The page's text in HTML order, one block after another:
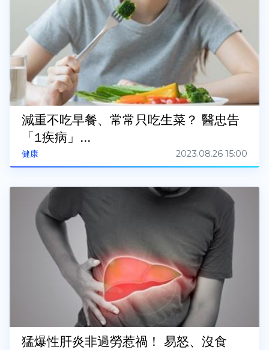
健康
減重不吃早餐、常常只吃生菜？ 醫忠告
「1疾病」...
2023.08.26 15:00
猛爆性肝炎非過勞惹禍！ 易怒、沒食